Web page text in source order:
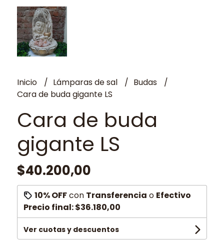
Inicio Lámparas de sal
Budas
Cara de buda gigante LS
Cara de buda
gigante LS
$40.200,00
10% OFFcon Transferencia o Efectivo
Precio final:$36.180,00
Ver cuotas y descuentos